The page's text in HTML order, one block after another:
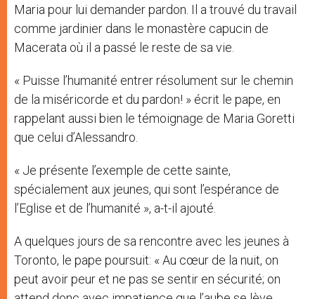
Maria pour lui demander pardon. Il a trouvé du travail
comme jardinier dans le monastère capucin de
Macerata où il a passé le reste de sa vie.
« Puisse l’humanité entrer résolument sur le chemin
de la miséricorde et du pardon! » écrit le pape, en
rappelant aussi bien le témoignage de Maria Goretti
que celui d’Alessandro.
« Je présente l’exemple de cette sainte,
spécialement aux jeunes, qui sont l’espérance de
l’Eglise et de l’humanité », a-t-il ajouté.
A quelques jours de sa rencontre avec les jeunes à
Toronto, le pape poursuit: « Au cœur de la nuit, on
peut avoir peur et ne pas se sentir en sécurité; on